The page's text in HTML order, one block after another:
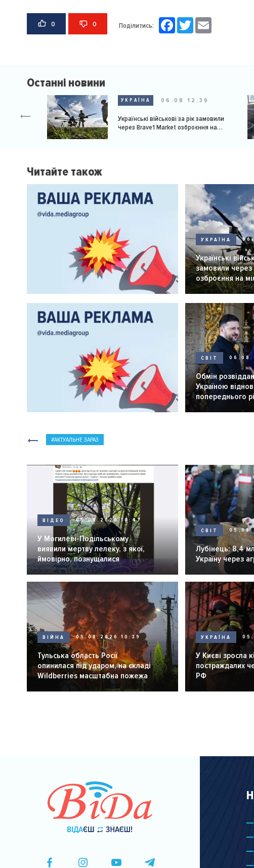
0 0 Поділитись: FacebookTwitter
Останні новини
УКРАЇНА 06.08 12:39
Українські військові за рік замовили
через Brave1 Market озброєння на
Читайте також
УКРАЇНА
Українські
замовили
озброєння на
СВІТ
Обмін
Україною
попереднього
АКТУАЛЬНЕ ЗАРАЗ
ВІДЕО 05.08.2026 10:47
У Могилеві-Подільському
виявили мертву лелеку, з якої,
ймовірно, познущалися
СВІТ
Лубінець: 8,4
Україну через
ВІЙНА 05.08.2026 10:39
Тульська область Росії
опинилася під ударом, на складі
Wildberries масштабна пожежа
УКРАЇНА
У Києві зросла
постраждалих
РФ